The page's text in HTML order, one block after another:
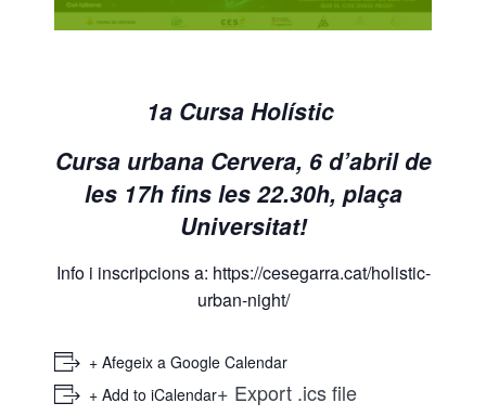
GRUP ATLETISME CERVERA
CURSES INFANTILS CAMINS DE FUSTA 26
ACTIVITATS PADEL SANT GUIM 25-26
ESCOLA PÁDEL CURS 25-26
FORMACIÓ CIATE
BORSA DE TREBALL
TROBADA PROMOCIÓ BASQUET ESCOLAR
1a Cursa Holístic
Cursa urbana Cervera, 6 d’abril de
les 17h fins les 22.30h, plaça
Universitat!
Info i inscripcions a: https://cesegarra.cat/holistic-
urban-night/
+ Afegeix a Google Calendar
+ Add to iCalendar+ Export .ics file